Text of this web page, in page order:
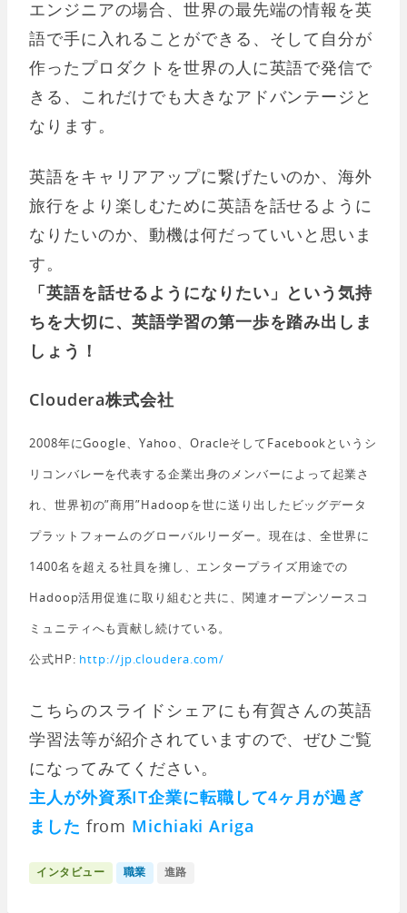
エンジニアの場合、世界の最先端の情報を英
語で手に入れることができる、そして自分が
作ったプロダクトを世界の人に英語で発信で
きる、これだけでも大きなアドバンテージと
なります。
英語をキャリアアップに繋げたいのか、海外
旅行をより楽しむために英語を話せるように
なりたいのか、動機は何だっていいと思いま
す。
「英語を話せるようになりたい」という気持
ちを大切に、英語学習の第一歩を踏み出しま
しょう！
Cloudera株式会社
2008年にGoogle、Yahoo、OracleそしてFacebookというシ
リコンバレーを代表する企業出身のメンバーによって起業さ
れ、世界初の”商用”Hadoopを世に送り出したビッグデータ
プラットフォームのグローバルリーダー。現在は、全世界に
1400名を超える社員を擁し、エンタープライズ用途での
Hadoop活用促進に取り組むと共に、関連オープンソースコ
ミュニティへも貢献し続けている。
公式HP: http://jp.cloudera.com/
こちらのスライドシェアにも有賀さんの英語
学習法等が紹介されていますので、ぜひご覧
になってみてください。
主人が外資系IT企業に転職して4ヶ月が過ぎ
ました from Michiaki Ariga
インタビュー 職業 進路